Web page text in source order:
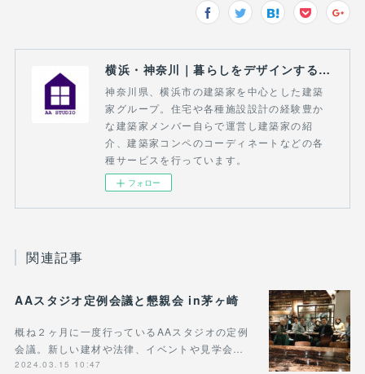
横浜・神奈川｜暮らしをデザインする建築家｜AA STUDIO
神奈川県、横浜市の建築家を中心とした建築
家グループ。住宅や各種施設設計の経験豊か
な建築家メンバー自らで運営し建築家の紹
介、建築家コンペのコーディネートなどの各
種サービスを行っています。
フォロー
関連記事
AAスタジオ定例会議と懇親会 in茅ヶ崎
概ね２ヶ月に一度行っているAAスタジオの定例
会議。新しい建材や法律、イベントや見学会…
2024.03.15 10:47